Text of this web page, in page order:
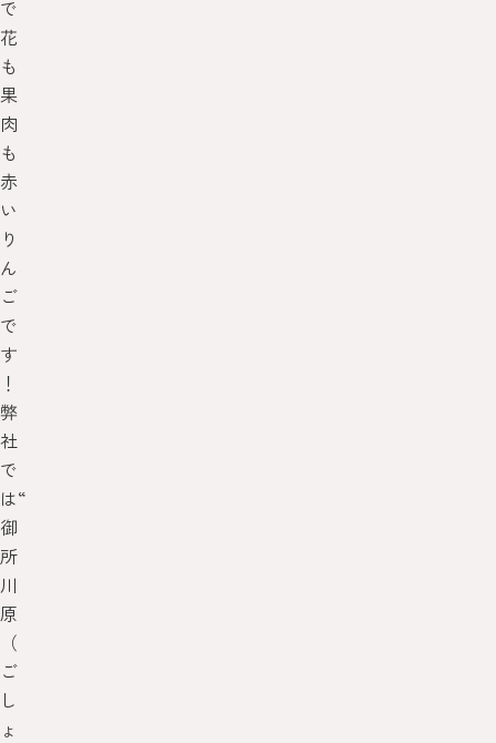
で
花
も
果
肉
も
赤
い
り
ん
ご
で
す
！
弊
社
で
は“
御
所
川
原
（
ご
し
ょ